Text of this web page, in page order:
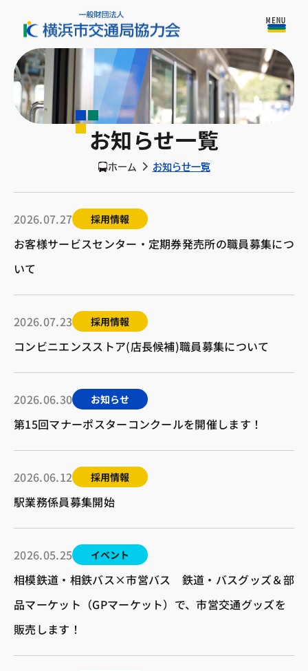
MENU
お知らせ一覧
ホーム お知らせ一覧
2026.07.27 採用情報
お客様サービスセンター・定期券発売所の職員募集につ
いて
2026.07.23 採用情報
コンビニエンスストア(店長候補)職員募集について
2026.06.30 お知らせ
第15回マナーポスターコンクールを開催します！
2026.06.12 採用情報
駅業務係員募集開始
2026.05.25 イベント
相模鉄道・相鉄バス×市営バス 鉄道・バスグッズ＆部
品マーケット（GPマーケット）で、市営交通グッズを
販売します！